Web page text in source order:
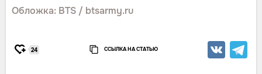
Обложка: BTS / btsarmy.ru
24 ССЫЛКА НА СТАТЬЮ